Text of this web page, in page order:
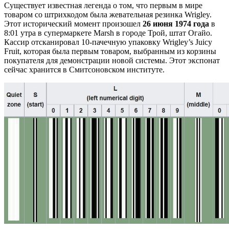
Существует известная легенда о том, что первым в мире
товаром со штрихкодом была жевательная резинка Wrigley.
Этот исторический момент произошел 26 июня 1974 года в
8:01 утра в супермаркете Marsh в городе Трой, штат Огайо.
Кассир отсканировал 10-пачечную упаковку Wrigley’s Juicy
Fruit, которая была первым товаром, выбранным из корзины
покупателя для демонстрации новой системы. Этот экспонат
сейчас хранится в Смитсоновском институте.